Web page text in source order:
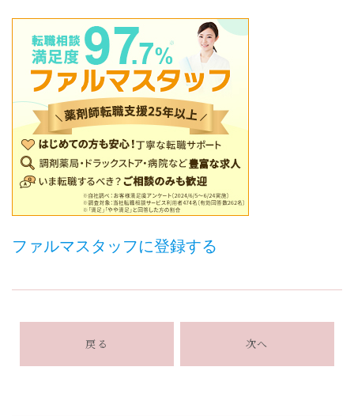
ファルマスタッフに登録する
戻る 次へ